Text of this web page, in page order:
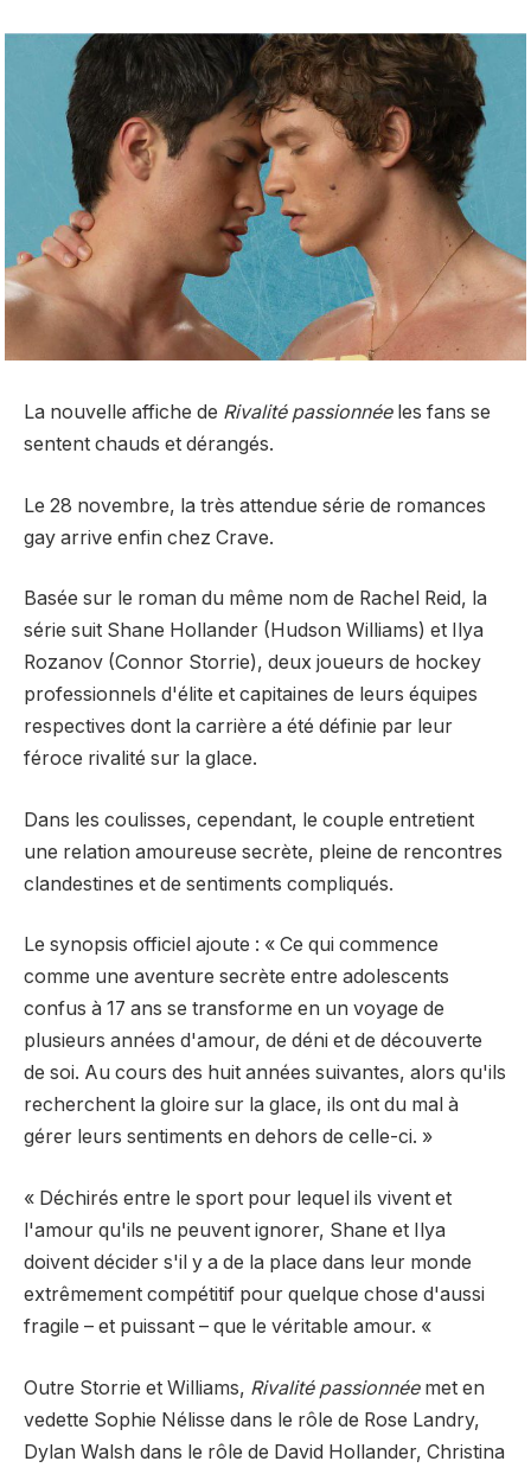
La nouvelle affiche de Rivalité passionnéeles fans se
sentent chauds et dérangés.
Le 28 novembre, la très attendue série de romances
gay arrive enfin chez Crave.
Basée sur le roman du même nom de Rachel Reid, la
série suit Shane Hollander (Hudson Williams) et Ilya
Rozanov (Connor Storrie), deux joueurs de hockey
professionnels d'élite et capitaines de leurs équipes
respectives dont la carrière a été définie par leur
féroce rivalité sur la glace.
Dans les coulisses, cependant, le couple entretient
une relation amoureuse secrète, pleine de rencontres
clandestines et de sentiments compliqués.
Le synopsis officiel ajoute : « Ce qui commence
comme une aventure secrète entre adolescents
confus à 17 ans se transforme en un voyage de
plusieurs années d'amour, de déni et de découverte
de soi. Au cours des huit années suivantes, alors qu'ils
recherchent la gloire sur la glace, ils ont du mal à
gérer leurs sentiments en dehors de celle-ci. »
« Déchirés entre le sport pour lequel ils vivent et
l'amour qu'ils ne peuvent ignorer, Shane et Ilya
doivent décider s'il y a de la place dans leur monde
extrêmement compétitif pour quelque chose d'aussi
fragile – et puissant – que le véritable amour. «
Outre Storrie et Williams, Rivalité passionnéemet en
vedette Sophie Nélisse dans le rôle de Rose Landry,
Dylan Walsh dans le rôle de David Hollander, Christina